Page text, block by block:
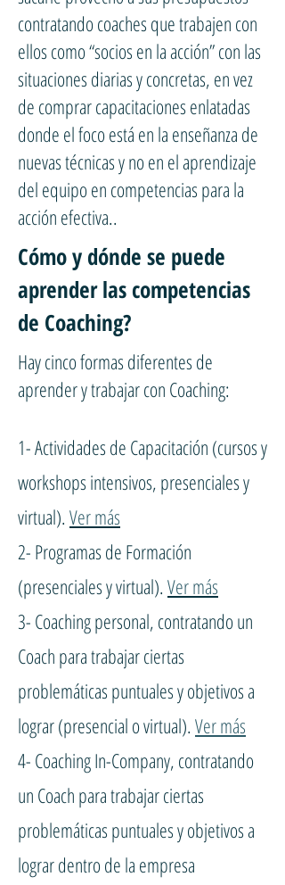
contratando coaches que trabajen con
ellos como “socios en la acción” con las
situaciones diarias y concretas, en vez
de comprar capacitaciones enlatadas
donde el foco está en la enseñanza de
nuevas técnicas y no en el aprendizaje
del equipo en competencias para la
acción efectiva..
Cómo y dónde se puede
aprender las competencias
de Coaching?
Hay cinco formas diferentes de
aprender y trabajar con Coaching:
1- Actividades de Capacitación (cursos y
workshops intensivos, presenciales y
virtual). Ver más
2- Programas de Formación
(presenciales y virtual). Ver más
3- Coaching personal, contratando un
Coach para trabajar ciertas
problemáticas puntuales y objetivos a
lograr (presencial o virtual). Ver más
4- Coaching In-Company, contratando
un Coach para trabajar ciertas
problemáticas puntuales y objetivos a
lograr dentro de la empresa